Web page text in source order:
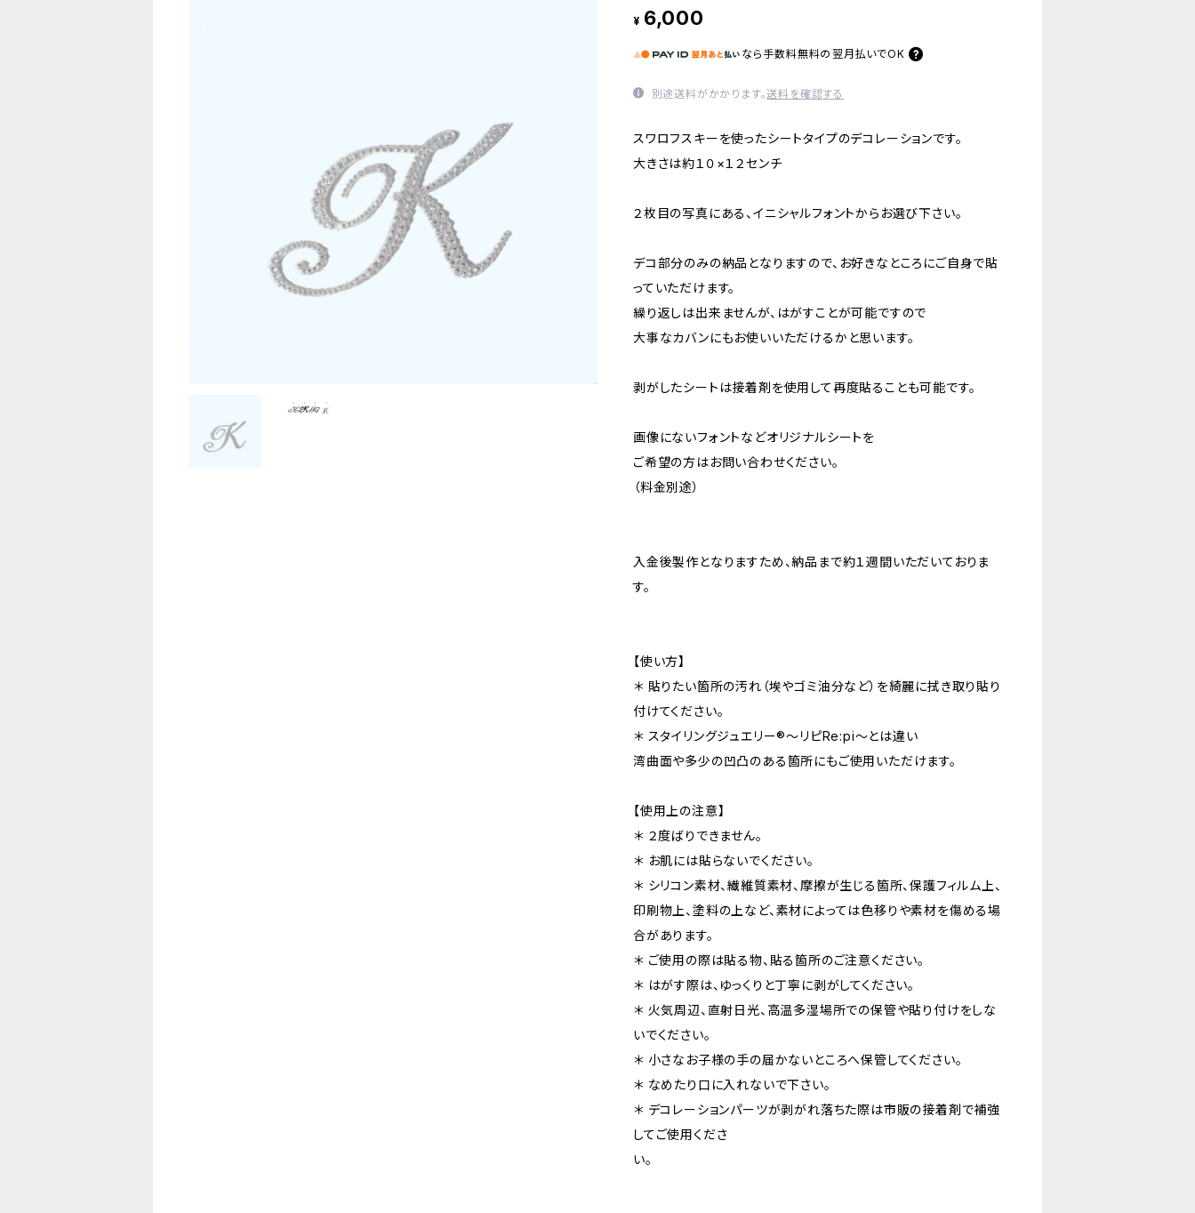
¥ 6,000
なら 手数料無料の 翌月払いでOK
別途送料がかかります。送料を確認する
スワロフスキーを使ったシートタイプのデコレーションです。
大きさは約１０×１２センチ
２枚目の写真にある、イニシャルフォントからお選び下さい。
デコ部分のみの納品となりますので、お好きなところにご自身で貼
っていただけます。
繰り返しは出来ませんが、はがすことが可能ですので
大事なカバンにもお使いいただけるかと思います。
剥がしたシートは接着剤を使用して再度貼ることも可能です。
画像にないフォントなどオリジナルシートを
ご希望の方はお問い合わせください。
（料金別途）
入金後製作となりますため、納品まで約１週間いただいておりま
す。
【使い方】
＊ 貼りたい箇所の汚れ（埃やゴミ油分など）を綺麗に拭き取り貼り
付けてください。
＊ スタイリングジュエリー®︎〜リピRe:pi〜とは違い
湾曲面や多少の凹凸のある箇所にもご使用いただけます。
【使用上の注意】
＊ ２度ばりできません。
＊ お肌には貼らないでください。
＊ シリコン素材、繊維質素材、摩擦が生じる箇所、保護フィルム上、
印刷物上、塗料の上など、素材によっては色移りや素材を傷める場
合があります。
＊ ご使用の際は貼る物、貼る箇所のご注意ください。
＊ はがす際は、ゆっくりと丁寧に剥がしてください。
＊ 火気周辺、直射日光、高温多湿場所での保管や貼り付けをしな
いでください。
＊ 小さなお子様の手の届かないところへ保管してください。
＊ なめたり口に入れないで下さい。
＊ デコレーションパーツが剥がれ落ちた際は市販の接着剤で補強
してご使用くださ
い。